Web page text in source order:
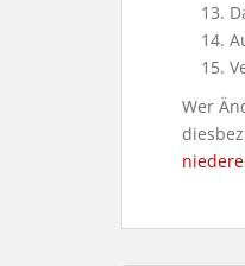
Wer